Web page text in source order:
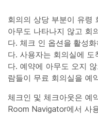
회의의 상당 부분이 유령
아무도 나타나지 않고 회
다. 체크 인 옵션을 활성화
다. 사용자는 회의실에
다. 예약에 아무도 오지
람들이 무료 회의실을 예
체크인 및 체크아웃은 예
Room Navigator에서 사